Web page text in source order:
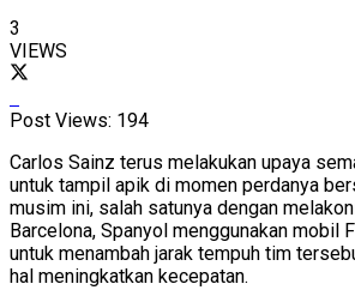
3
VIEWS
Post Views: 194
Carlos Sainz terus melakukan upaya
untuk tampil apik di momen perdanya
musim ini, salah satunya dengan
Barcelona, Spanyol menggunakan mobil
untuk menambah jarak tempuh tim
hal meningkatkan kecepatan.